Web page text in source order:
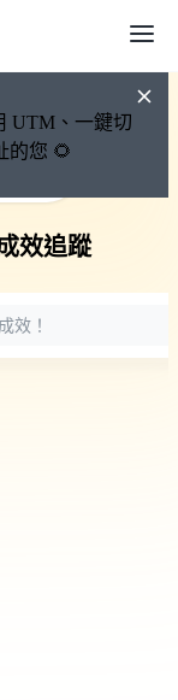
UTM、一鍵切
的您 🌻
效追蹤